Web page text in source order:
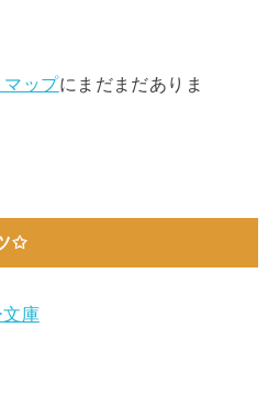
マップにまだまだありま
✩
庫